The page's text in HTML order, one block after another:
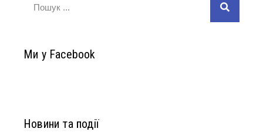
Ми у Facebook
Новини та події